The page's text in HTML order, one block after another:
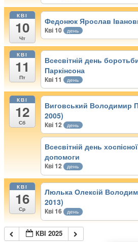
КВІ
10
Чт
Федонюк Ярослав
Кві 10 день
КВІ
11
Пт
Всесвітній день
Паркінсона
Кві 11 день
КВІ
12
Сб
Виговський Володимир
2005)
Кві 12 день
Всесвітній день
допомоги
Кві 12 день
КВІ
16
Ср
Люлька Олексій
2013)
Кві 16 день
КВІ 2025